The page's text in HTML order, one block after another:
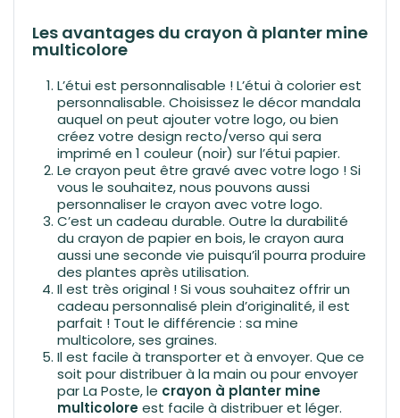
Les avantages du crayon à planter mine
multicolore
L’étui est personnalisable ! L’étui à colorier est
personnalisable. Choisissez le décor mandala
auquel on peut ajouter votre logo, ou bien
créez votre design recto/verso qui sera
imprimé en 1 couleur (noir) sur l’étui papier.
Le crayon peut être gravé avec votre logo ! Si
vous le souhaitez, nous pouvons aussi
personnaliser le crayon avec votre logo.
C’est un cadeau durable. Outre la durabilité
du crayon de papier en bois, le crayon aura
aussi une seconde vie puisqu’il pourra produire
des plantes après utilisation.
Il est très original ! Si vous souhaitez offrir un
cadeau personnalisé plein d’originalité, il est
parfait ! Tout le différencie : sa mine
multicolore, ses graines.
Il est facile à transporter et à envoyer. Que ce
soit pour distribuer à la main ou pour envoyer
par La Poste, le crayon à planter mine
multicoloreest facile à distribuer et léger.